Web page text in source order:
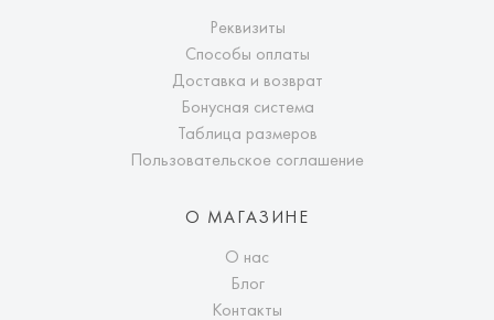
Реквизиты
Способы оплаты
Доставка и возврат
Бонусная система
Таблица размеров
Пользовательское соглашение
О МАГАЗИНЕ
О нас
Блог
Контакты